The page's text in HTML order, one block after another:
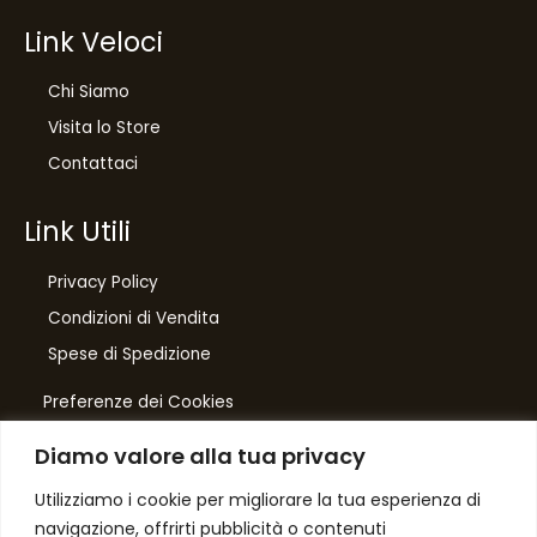
Diamo valore alla tua privacy
Utilizziamo i cookie per migliorare la tua esperienza di
navigazione, offrirti pubblicità o contenuti
Link Veloci
Chi Siamo
Visita lo Store
Contattaci
Link Utili
Privacy Policy
Condizioni di Vendita
Spese di Spedizione
Preferenze dei Cookies
Number One
di Domenico Toccacieli
Via G. Mazzini 5/C
di sconto, solo per te
Iscriviti per ricevere il tuo sconto esclusivo e
e offerte!